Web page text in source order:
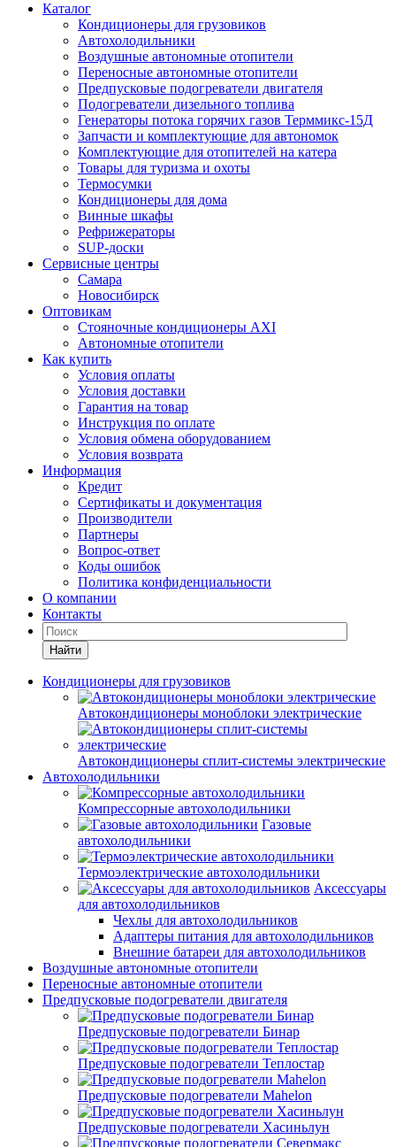
Каталог
Кондиционеры для грузовиков
Автохолодильники
Воздушные автономные отопители
Переносные автономные отопители
Предпусковые подогреватели двигателя
Подогреватели дизельного топлива
Генераторы потока горячих газов Терммикс-15Д
Запчасти и комплектующие для автономок
Комплектующие для отопителей на катера
Товары для туризма и охоты
Термосумки
Кондиционеры для дома
Винные шкафы
Рефрижераторы
SUP-доски
Сервисные центры
Самара
Новосибирск
Оптовикам
Стояночные кондиционеры AXI
Автономные отопители
Как купить
Условия оплаты
Условия доставки
Гарантия на товар
Инструкция по оплате
Условия обмена оборудованием
Условия возврата
Информация
Кредит
Сертификаты и документация
Производители
Партнеры
Вопрос-ответ
Коды ошибок
Политика конфиденциальности
О компании
Контакты
Найти
Кондиционеры для грузовиков
Автокондиционеры моноблоки электрические
Автокондиционеры сплит-системы электрические
Автохолодильники
Компрессорные автохолодильники
Газовые
автохолодильники
Термоэлектрические автохолодильники
Аксессуары
для автохолодильников
Чехлы для автохолодильников
Адаптеры питания для автохолодильников
Внешние батареи для автохолодильников
Воздушные автономные отопители
Переносные автономные отопители
Предпусковые подогреватели двигателя
Предпусковые подогреватели Бинар
Предпусковые подогреватели Теплостар
Предпусковые подогреватели Mahelon
Предпусковые подогреватели Хасиньлун